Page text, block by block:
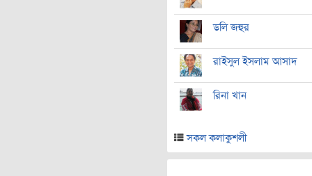
ডলি জহুর
রাইসুল ইসলাম আসাদ
রিনা খান
সকল কলাকুশলী